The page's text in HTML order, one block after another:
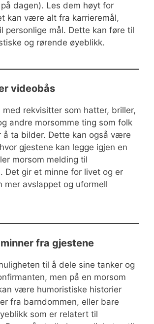
dagen). Les dem høyt for
kan være alt fra karrieremål,
personlige mål. Dette kan føre til
og rørende øyeblikk.
videobås
med rekvisitter som hatter, briller,
andre morsomme ting som folk
å ta bilder. Dette kan også være
gjestene kan legge igjen en
morsom melding til
Det gir et minne for livet og er
mer avslappet og uformell
fra gjestene
til å dele sine tanker og
men på en morsom
være humoristiske historier
fra barndommen, eller bare
som er relatert til